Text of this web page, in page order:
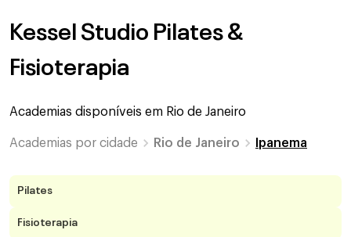
Kessel Studio Pilates &
Fisioterapia
Academias disponíveis em Rio de Janeiro
Academias por cidade Rio de Janeiro Ipanema
Pilates
Fisioterapia